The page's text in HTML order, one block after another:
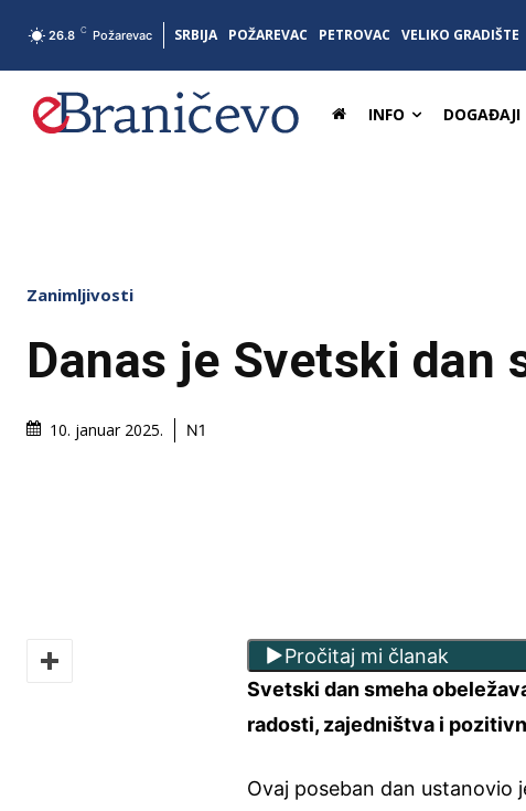
26.8 C Požarevac SRBIJA POŽAREVAC PETROVAC VELIKO GRADIŠTE
INFO DOGAĐAJI
Zanimljivosti
Danas je Svetski dan
10. januar 2025. N1
Pročitaj mi članak
Svetski dan smeha
radosti, zajedništva i
Ovaj poseban dan ustanovio